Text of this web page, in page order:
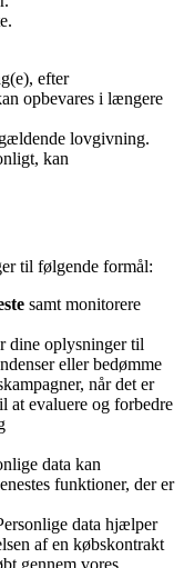
efter
opbevares i længere
lovgivning.
kan
til følgende formål:
samt monitorere
dine oplysninger til
eller bedømme
når det er
at evaluere og forbedre
data kan
funktioner, der er
data hjælper
af en købskontrakt
gennem vores